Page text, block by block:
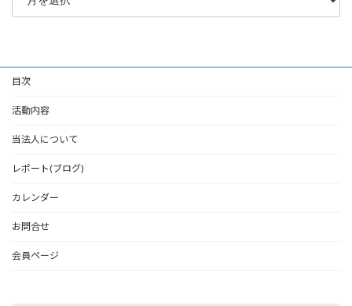
目次
活動内容
当法人について
レポート(ブログ)
カレンダー
お問合せ
会員ページ